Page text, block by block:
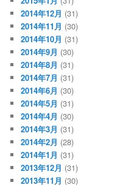
2014年12月 (31)
2014年11月 (30)
2014年10月 (31)
2014年9月 (30)
2014年8月 (31)
2014年7月 (31)
2014年6月 (30)
2014年5月 (31)
2014年4月 (30)
2014年3月 (31)
2014年2月 (28)
2014年1月 (31)
2013年12月 (31)
2013年11月 (30)